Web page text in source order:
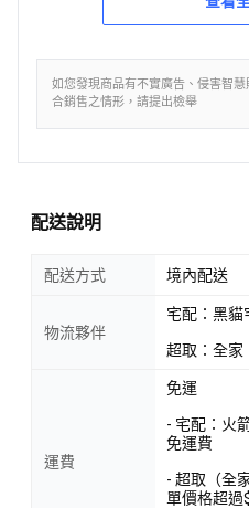
如您發現商品有不實廣告、侵害智
合銷售之情形，請提出檢舉
配送說明
配送方式 境內配送
物流夥伴
宅配：黑貓
超取：全家
運費
免運
- 宅配：火
免運費
- 超取（全
單價格超過